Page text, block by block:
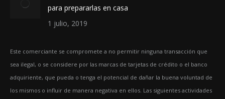
para prepararlas en casa
1 julio, 2019
Este comerciante se compromete a no permitir ninguna transacción que
sea ilegal, o se considere por las marcas de tarjetas de crédito o el banco
adquiriente, que pueda o tenga el potencial de dañar la buena voluntad de
los mismos o influir de manera negativa en ellos. Las siguientes actividades